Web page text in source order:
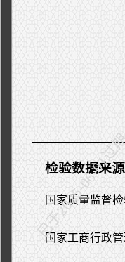
检验数据来源
国家质量监督
国家工商行政
已于2025-06-